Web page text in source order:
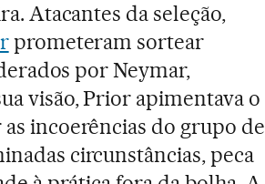
Atacantes da seleção,
prometeram sortear
por Neymar,
visão, Prior apimentava o
incoerências do grupo de
circunstâncias, peca